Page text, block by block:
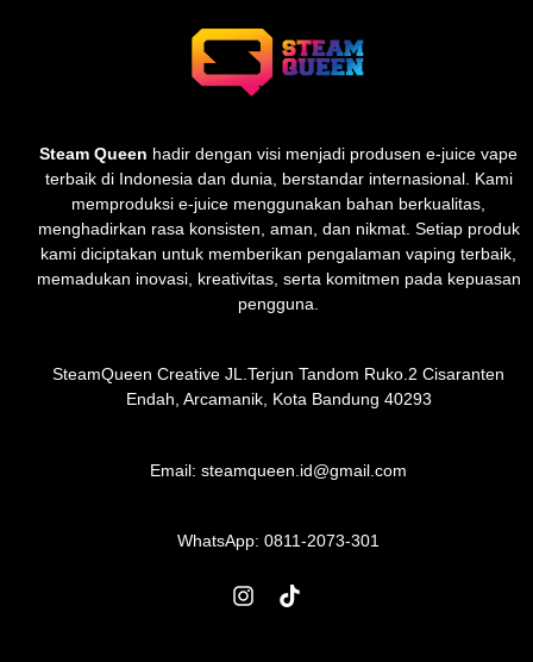
Steam Queen hadir dengan visi menjadi produsen e-juice vape
terbaik di Indonesia dan dunia, berstandar internasional. Kami
memproduksi e-juice menggunakan bahan berkualitas,
menghadirkan rasa konsisten, aman, dan nikmat. Setiap produk
kami diciptakan untuk memberikan pengalaman vaping terbaik,
memadukan inovasi, kreativitas, serta komitmen pada kepuasan
pengguna.
SteamQueen Creative JL.Terjun Tandom Ruko.2 Cisaranten
Endah, Arcamanik, Kota Bandung 40293
Email: steamqueen.id@gmail.com
WhatsApp: 0811-2073-301